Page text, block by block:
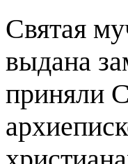
Святая
выдана
приняли